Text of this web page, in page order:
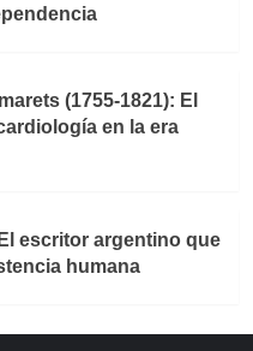
(1755-1821): El
en la era
escritor argentino que
humana